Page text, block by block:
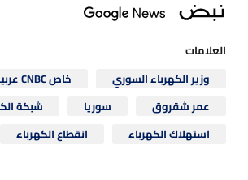
العلامات
وزير الكهرباء السوري
خاص CNBC عربية
عمر شقروق
سوريا
شبكة
استهلاك الكهرباء
انقطاع الكهرباء